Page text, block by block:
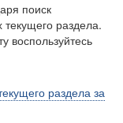
поиск
раздела.
воспользуйтесь
раздела за